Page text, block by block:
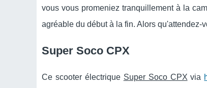
vous vous promeniez tranquillement à la
agréable du début à la fin. Alors qu'attendez-
Super Soco CPX
Ce scooter électrique Super Soco CPX via